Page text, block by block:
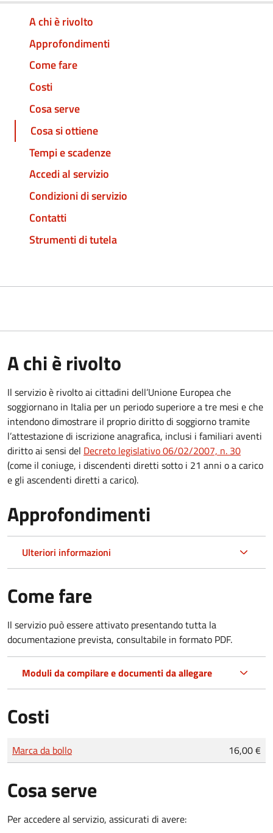
A chi è rivolto
Approfondimenti
Come fare
Costi
Cosa serve
Cosa si ottiene
Tempi e scadenze
Accedi al servizio
Condizioni di servizio
Contatti
Strumenti di tutela
A chi è rivolto
Il servizio è rivolto ai cittadini dell’Unione Europea che
soggiornano in Italia per un periodo superiore a tre mesi e che
intendono dimostrare il proprio diritto di soggiorno tramite
l’attestazione di iscrizione anagrafica, inclusi i familiari aventi
diritto ai sensi del Decreto legislativo 06/02/2007, n. 30
(come il coniuge, i discendenti diretti sotto i 21 anni o a carico
e gli ascendenti diretti a carico).
Approfondimenti
Ulteriori informazioni
Come fare
Il servizio può essere attivato presentando tutta la
documentazione prevista, consultabile in formato PDF.
Moduli da compilare e documenti da allegare
Costi
Tipo di pagamento
Importo
Marca da bollo 16,00 €
Cosa serve
Per accedere al servizio, assicurati di avere: